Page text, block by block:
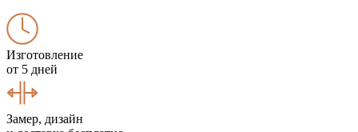
Изготовление
от 5 дней
Замер, дизайн